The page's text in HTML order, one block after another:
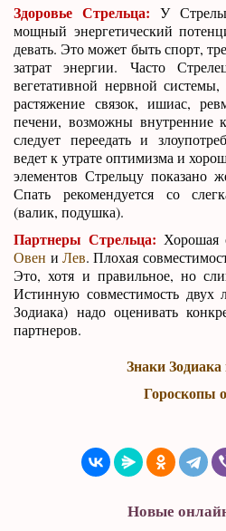
Здоровье Стрельца: У
мощный энергетический
девать. Это может быть спорт,
затрат энергии. Часто
вегетативной нервной
растяжение связок, ишиас,
печени, возможны внутренние
следует переедать и
ведет к утрате оптимизма и
элементов Стрельцу показано
Спать рекомендуется со
(валик, подушка).
Партнеры Стрельца: Хорошая
Овен иЛев. Плохая
Это, хотя и правильное, но
Истинную совместимость двух
Зодиака) надо оценивать
партнеров.
Знаки
Гороскопы
Новые